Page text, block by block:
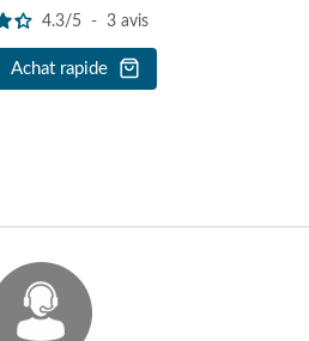
4.3/5 - 3 avis
Achat rapide